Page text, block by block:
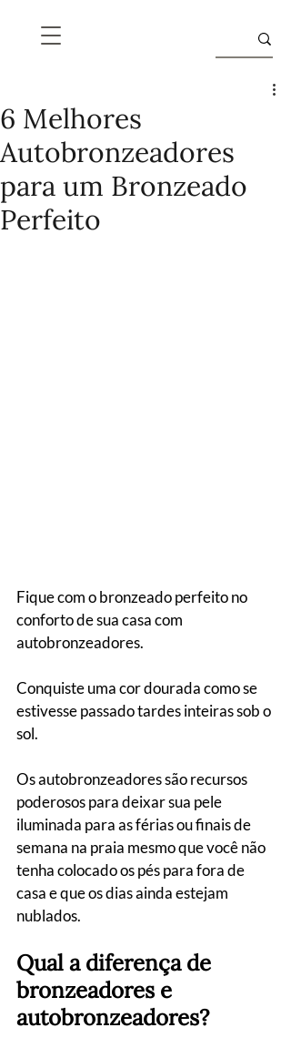
6 Melhores
Autobronzeadores
para um Bronzeado
Perfeito
Fique com o bronzeado perfeito no
conforto de sua casa com
autobronzeadores.
Conquiste uma cor dourada como se
estivesse passado tardes inteiras sob o
sol.
Os autobronzeadores são recursos
poderosos para deixar sua pele
iluminada para as férias ou finais de
semana na praia mesmo que você não
tenha colocado os pés para fora de
casa e que os dias ainda estejam
nublados.
Qual a diferença de
bronzeadores e
autobronzeadores?